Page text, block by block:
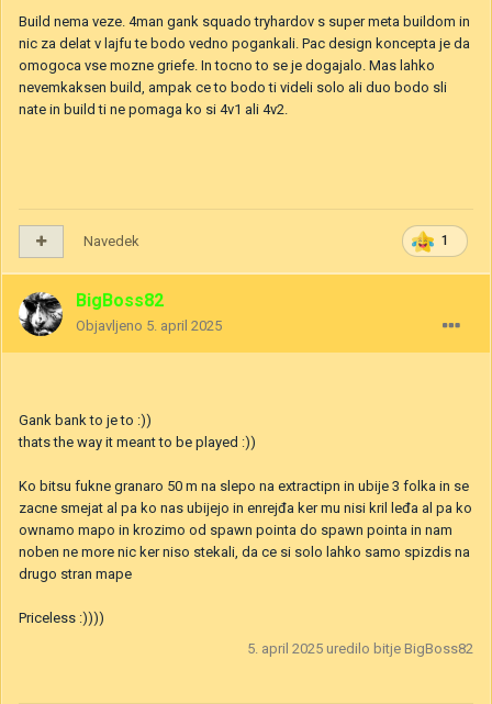
Build nema veze. 4man gank squado tryhardov s super meta buildom in
nic za delat v lajfu te bodo vedno pogankali. Pac design koncepta je da
omogoca vse mozne griefe. In tocno to se je dogajalo. Mas lahko
nevemkaksen build, ampak ce to bodo ti videli solo ali duo bodo sli
nate in build ti ne pomaga ko si 4v1 ali 4v2.
1
Navedek
BigBoss82
Objavljeno 5. april 2025
Gank bank to je to :))
thats the way it meant to be played :))
Ko bitsu fukne granaro 50 m na slepo na extractipn in ubije 3 folka in se
zacne smejat al pa ko nas ubijejo in enrejđa ker mu nisi kril leđa al pa ko
ownamo mapo in krozimo od spawn pointa do spawn pointa in nam
noben ne more nic ker niso stekali, da ce si solo lahko samo spizdis na
drugo stran mape
Priceless :))))
5. april 2025 uredilo bitje BigBoss82